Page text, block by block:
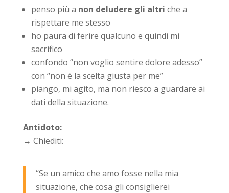
penso più a non deludere gli altri che a
rispettare me stesso
ho paura di ferire qualcuno e quindi mi
sacrifico
confondo “non voglio sentire dolore adesso”
con “non è la scelta giusta per me”
piango, mi agito, ma non riesco a guardare ai
dati della situazione.
Antidoto:
→ Chiediti:
“Se un amico che amo fosse nella mia
situazione, che cosa gli consiglierei